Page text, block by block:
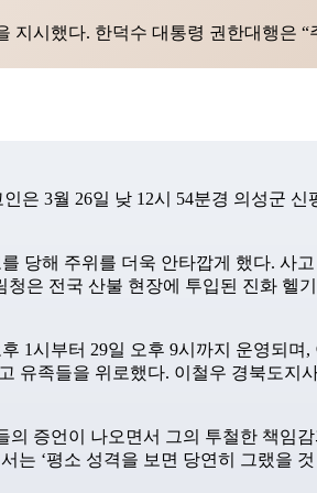
시했다. 한덕수 대통령 권한대행은 “
은 3월 26일 낮 12시 54분경 의성군
당해 주위를 더욱 안타깝게 했다. 사고
은 전국 산불 현장에 투입된 진화 헬
1시부터 29일 오후 9시까지 운영되며,
유족들을 위로했다. 이철우 경북도지
증언이 나오면서 그의 투철한 책임
는 ‘평소 성격을 보면 당연히 그랬을